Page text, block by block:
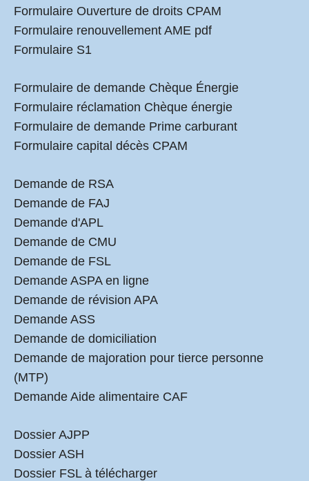
Formulaire Ouverture de droits CPAM
Formulaire renouvellement AME pdf
Formulaire S1
Formulaire de demande Chèque Énergie
Formulaire réclamation Chèque énergie
Formulaire de demande Prime carburant
Formulaire capital décès CPAM
Demande de RSA
Demande de FAJ
Demande d'APL
Demande de CMU
Demande de FSL
Demande ASPA en ligne
Demande de révision APA
Demande ASS
Demande de domiciliation
Demande de majoration pour tierce personne
(MTP)
Demande Aide alimentaire CAF
Dossier AJPP
Dossier ASH
Dossier FSL à télécharger